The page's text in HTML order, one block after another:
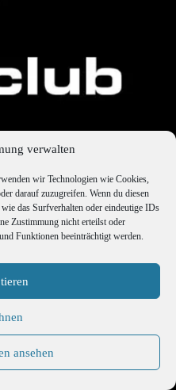
verwalten
wir Technologien wie Cookies,
darauf zuzugreifen. Wenn du diesen
das Surfverhalten oder eindeutige IDs
Zustimmung nicht erteilst oder
Funktionen beeinträchtigt werden.
ansehen